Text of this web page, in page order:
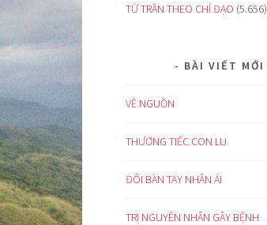
TỪ TRẦN THEO CHỈ ĐẠO (5.656)
BÀI VIẾT MỚI
VỀ NGUỒN
THƯƠNG TIẾC CON LU
ĐÔI BÀN TAY NHÂN ÁI
TRỊ NGUYÊN NHÂN GÂY BỆNH